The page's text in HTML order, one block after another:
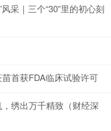
采｜三个“30”里的初心刻
首获FDA临床试验许可
绣出万千精致（财经深